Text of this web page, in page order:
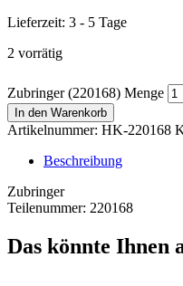
Lieferzeit: 3 - 5 Tage
2 vorrätig
Zubringer (220168) Menge
In den Warenkorb
Artikelnummer: HK-220168
Beschreibung
Zubringer
Teilenummer: 220168
Das könnte Ihnen